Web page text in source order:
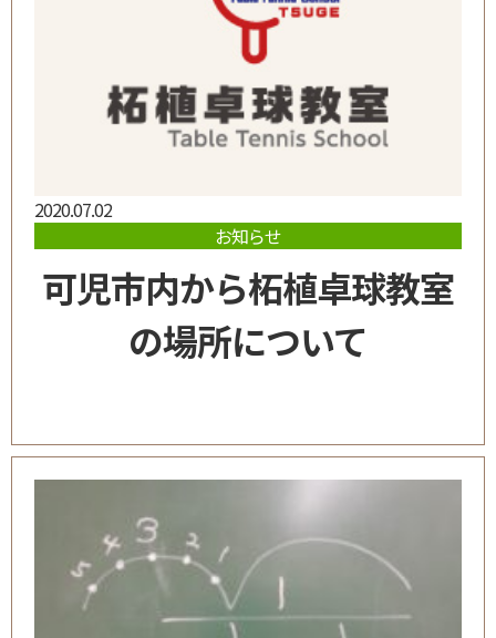
2020.07.02
お知らせ
可児市内から柘植卓球教室
の場所について